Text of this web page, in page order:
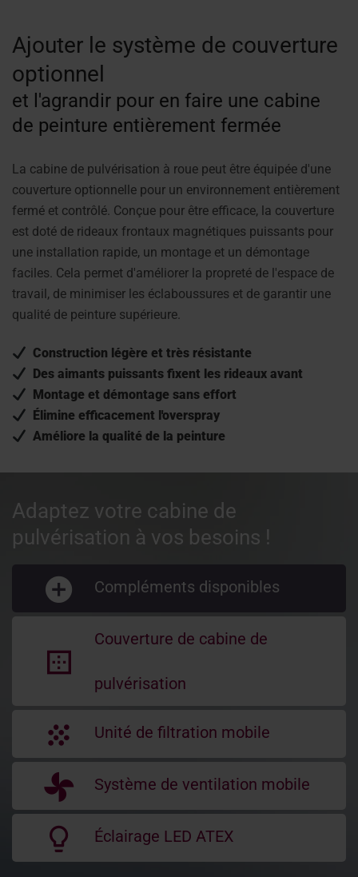
Ajouter le système de couverture
optionnel
et l'agrandir pour en faire une cabine
de peinture entièrement fermée
La cabine de pulvérisation à roue peut être équipée d'une
couverture optionnelle pour un environnement entièrement
fermé et contrôlé. Conçue pour être efficace, la couverture
est doté de rideaux frontaux magnétiques puissants pour
une installation rapide, un montage et un démontage
faciles. Cela permet d'améliorer la propreté de l'espace de
travail, de minimiser les éclaboussures et de garantir une
qualité de peinture supérieure.
Construction légère et très résistante
Des aimants puissants fixent les rideaux avant
Montage et démontage sans effort
Élimine efficacement l'overspray
Améliore la qualité de la peinture
Adaptez votre cabine de
pulvérisation à vos besoins !
Compléments disponibles
Couverture de cabine de
pulvérisation
Unité de filtration mobile
Système de ventilation mobile
Éclairage LED ATEX